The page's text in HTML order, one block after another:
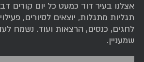
אצלנו בעיר דוד כמעט כל יום קורים
תגליות מתגלות, יוצאים לסיורים,
לחגים, כנסים, הרצאות ועוד. נשמח
שמעניין.